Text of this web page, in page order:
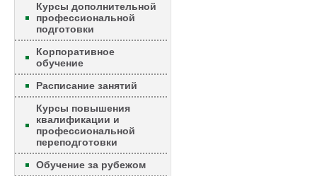
Курсы дополнительной
профессиональной
подготовки
Корпоративное
обучение
Расписание занятий
Курсы повышения
квалификации и
профессиональной
переподготовки
Обучение за рубежом